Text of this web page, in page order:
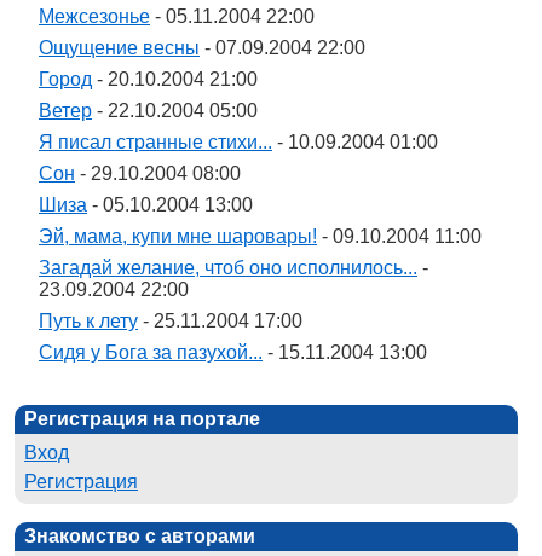
Межсезонье - 05.11.2004 22:00
Ощущение весны - 07.09.2004 22:00
Город - 20.10.2004 21:00
Ветер - 22.10.2004 05:00
Я писал странные стихи... - 10.09.2004 01:00
Сон - 29.10.2004 08:00
Шиза - 05.10.2004 13:00
Эй, мама, купи мне шаровары! - 09.10.2004 11:00
Загадай желание, чтоб оно исполнилось... -
23.09.2004 22:00
Путь к лету - 25.11.2004 17:00
Сидя у Бога за пазухой... - 15.11.2004 13:00
Регистрация на портале
Вход
Регистрация
Знакомство с авторами